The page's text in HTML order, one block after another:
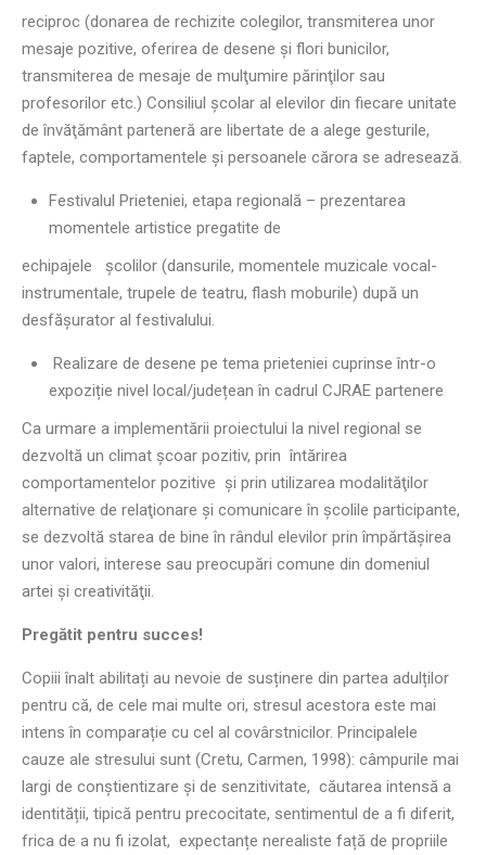
reciproc (donarea de rechizite colegilor, transmiterea unor
mesaje pozitive, oferirea de desene și flori bunicilor,
transmiterea de mesaje de mulţumire părinţilor sau
profesorilor etc.) Consiliul şcolar al elevilor din fiecare unitate
de învăţământ parteneră are libertate de a alege gesturile,
faptele, comportamentele şi persoanele cărora se adresează.
Festivalul Prieteniei, etapa regională – prezentarea
momentele artistice pregatite de
echipajele școlilor (dansurile, momentele muzicale vocal-
instrumentale, trupele de teatru, flash moburile) după un
desfăşurator al festivalului.
Realizare de desene pe tema prieteniei cuprinse într-o
expoziție nivel local/județean în cadrul CJRAE partenere
Ca urmare a implementării proiectului la nivel regional se
dezvoltă un climat școar pozitiv, prin întărirea
comportamentelor pozitive şi prin utilizarea modalităţilor
alternative de relaţionare şi comunicare în şcolile participante,
se dezvoltă starea de bine în rândul elevilor prin împărtășirea
unor valori, interese sau preocupări comune din domeniul
artei și creativităţii.
Pregătit pentru succes!
Copiii înalt abilitați au nevoie de susținere din partea adulților
pentru că, de cele mai multe ori, stresul acestora este mai
intens în comparație cu cel al covârstnicilor. Principalele
cauze ale stresului sunt (Cretu, Carmen, 1998): câmpurile mai
largi de conștientizare și de senzitivitate, căutarea intensă a
identității, tipică pentru precocitate, sentimentul de a fi diferit,
frica de a nu fi izolat, expectanțe nerealiste față de propriile